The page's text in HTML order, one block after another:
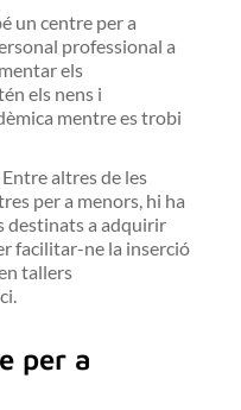
un centre per a
professional a
els
els nens i
mentre es trobi
Entre altres de les
per a menors, hi ha
destinats a adquirir
facilitar-ne la inserció
tallers
per a